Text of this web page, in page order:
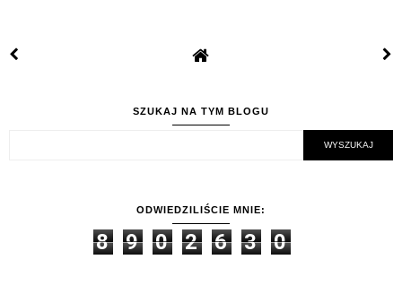
SZUKAJ NA TYM BLOGU
ODWIEDZILIŚCIE MNIE:
8 9 0 2 6 3 0